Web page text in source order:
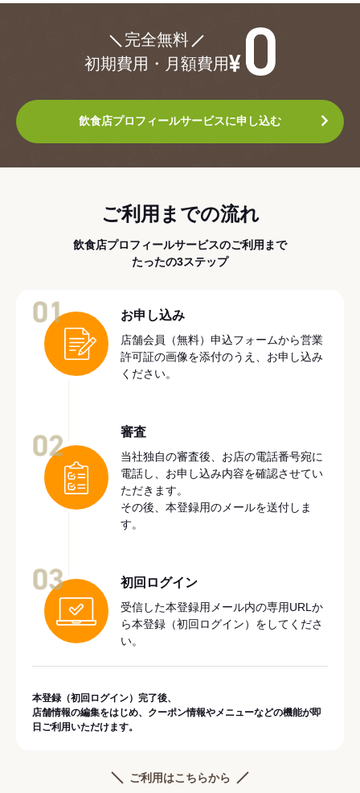
完全無料
初期費用・月額費用
飲食店プロフィールサービスに申し込む
ご利用までの流れ
飲食店プロフィールサービスのご利用まで
たったの3ステップ
お申し込み
店舗会員（無料）申込フォームから営業
許可証の画像を添付のうえ、お申し込み
ください。
審査
当社独自の審査後、お店の電話番号宛に
電話し、お申し込み内容を確認させてい
ただきます。
その後、本登録用のメールを送付しま
す。
初回ログイン
受信した本登録用メール内の専用URLか
ら本登録（初回ログイン）をしてくださ
い。
本登録（初回ログイン）完了後、
店舗情報の編集をはじめ、クーポン情報やメニューなどの機能が即
日ご利用いただけます。
ご利用はこちらから